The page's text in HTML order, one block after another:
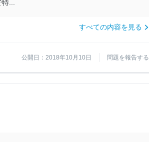
...
すべての内容を見る
公開日：2018年10月10日 問題を報告する